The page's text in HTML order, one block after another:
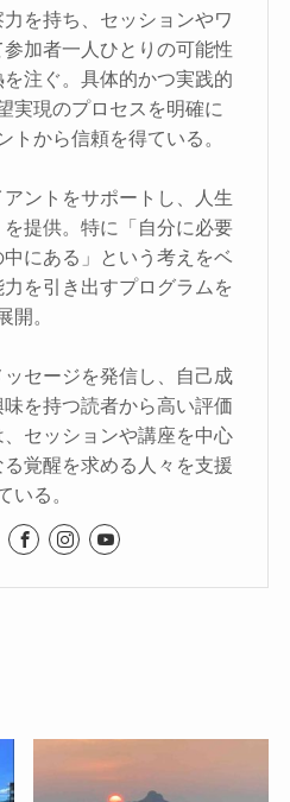
を持ち、セッションやワ
加者一人ひとりの可能性
注ぐ。具体的かつ実践的
実現のプロセスを明確に
トから信頼を得ている。
ントをサポートし、人生
提供。特に「自分に必要
にある」という考えをベ
を引き出すプログラムを
開。
セージを発信し、自己成
を持つ読者から高い評価
セッションや講座を中心
覚醒を求める人々を支援
いる。